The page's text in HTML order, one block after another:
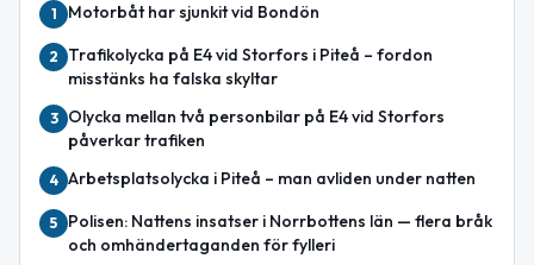
1 Motorbåt har sjunkit vid Bondön
2
Trafikolycka på E4 vid Storfors i Piteå – fordon
misstänks ha falska skyltar
3
Olycka mellan två personbilar på E4 vid Storfors
påverkar trafiken
4 Arbetsplatsolycka i Piteå – man avliden under natten
5
Polisen: Nattens insatser i Norrbottens län — flera bråk
och omhändertaganden för fylleri